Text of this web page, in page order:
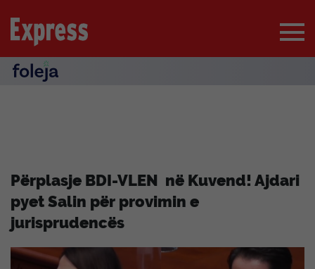
Përplasje BDI-VLEN në Kuvend! Ajdari
pyet Salin për provimin e
jurisprudencës